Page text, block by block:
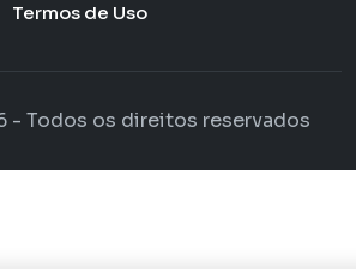
Termos de Uso
- Todos os direitos reservados